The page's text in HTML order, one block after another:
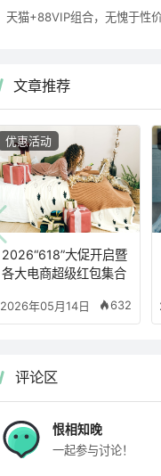
天猫+88VIP组合，无愧于性
文章推荐
2026“618”大促开启暨
各大电商超级红包集合
2026年05月14日 632
优惠活动
评论区
恨相知晚
一起参与讨论！